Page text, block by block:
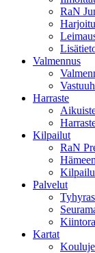
RaN
Valmennus
Harraste
Kilpailut
RaN
Palvelut
Kartat